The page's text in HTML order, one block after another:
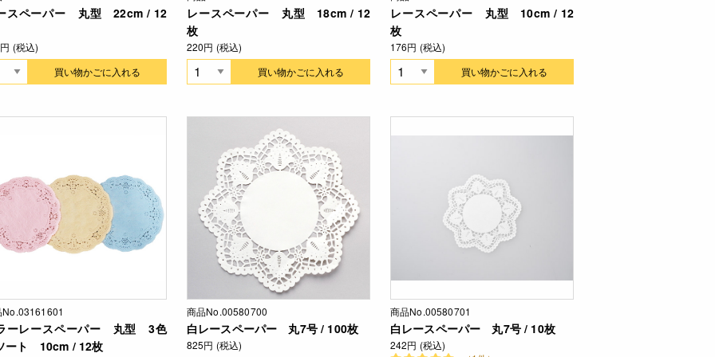
スペーパー 丸型 22cm / 12
(税込)
買い物かごに入れる
レースペーパー 丸型 18cm / 12
枚
220円 (税込)
買い物かごに入れる
レースペーパー 丸型 10cm / 12
枚
176円 (税込)
買い物かごに入れる
No.03161601
ーレースペーパー 丸型 3色
ート 10cm / 12枚
商品No.00580700
白レースペーパー 丸7号 / 100枚
825円 (税込)
商品No.00580701
白レースペーパー 丸7号 / 10枚
242円 (税込)